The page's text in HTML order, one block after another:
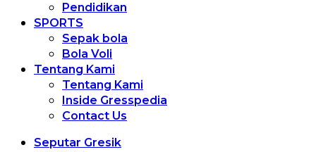
Pendidikan
SPORTS
Sepak bola
Bola Voli
Tentang Kami
Tentang Kami
Inside Gresspedia
Contact Us
Seputar Gresik